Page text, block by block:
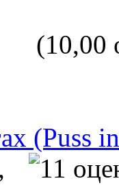
(10,00
(Puss